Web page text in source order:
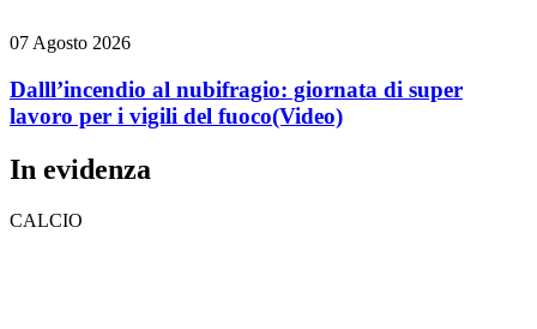
07 Agosto 2026
Dalll’incendio al nubifragio: giornata di super
lavoro per i vigili del fuoco(Video)
In evidenza
CALCIO